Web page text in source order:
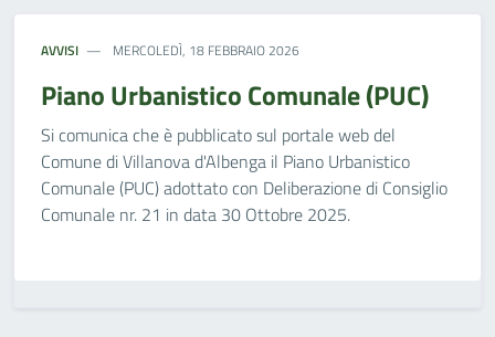
AVVISI MERCOLEDÌ, 18 FEBBRAIO 2026
Piano Urbanistico Comunale (PUC)
Si comunica che è pubblicato sul portale web del
Comune di Villanova d'Albenga il Piano Urbanistico
Comunale (PUC) adottato con Deliberazione di Consiglio
Comunale nr. 21 in data 30 Ottobre 2025.